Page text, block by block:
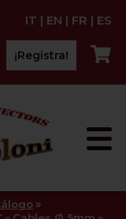
IT | EN | FR | ES
¡Registra!
»